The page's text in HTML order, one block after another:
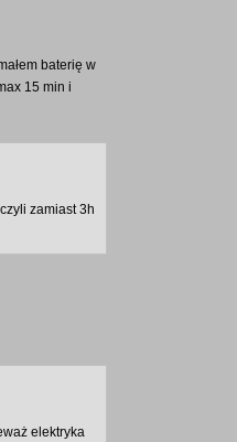
baterię w
15 min i
zamiast 3h
elektryka